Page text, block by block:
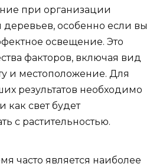
при организации
деревьев, особенно если вы
освещение. Это
факторов, включая вид
и местоположение. Для
результатов необходимо
как свет будет
с растительностью.
часто является наиболее